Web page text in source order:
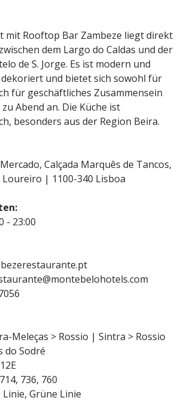
mit Rooftop Bar Zambeze liegt direkt
dem Largo do Caldas und der
de S. Jorge. Es ist modern und
dekoriert und bietet sich sowohl für
für geschäftliches Zusammensein
Abend an. Die Küche ist
besonders aus der Region Beira.
Calçada Marquês de Tancos,
Loureiro | 1100-340 Lisboa
- 23:00
Meleças > Rossio | Sintra > Rossio
do Sodré
736, 760
Grüne Linie